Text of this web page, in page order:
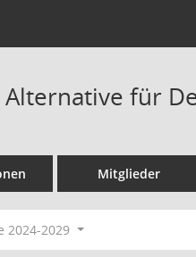
für
Mitglieder
2024-2029